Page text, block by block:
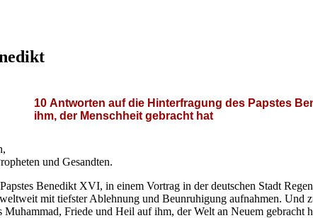
10 Antworten auf die Hinterfragung des Papstes
ihm, der Menschheit gebracht hat
und Gesandten.
Benedikt XVI, in einem Vortrag in der deutschen Stadt
mit tiefster Ablehnung und Beunruhigung aufnahmen. Und
Friede und Heil auf ihm, der Welt an Neuem gebracht